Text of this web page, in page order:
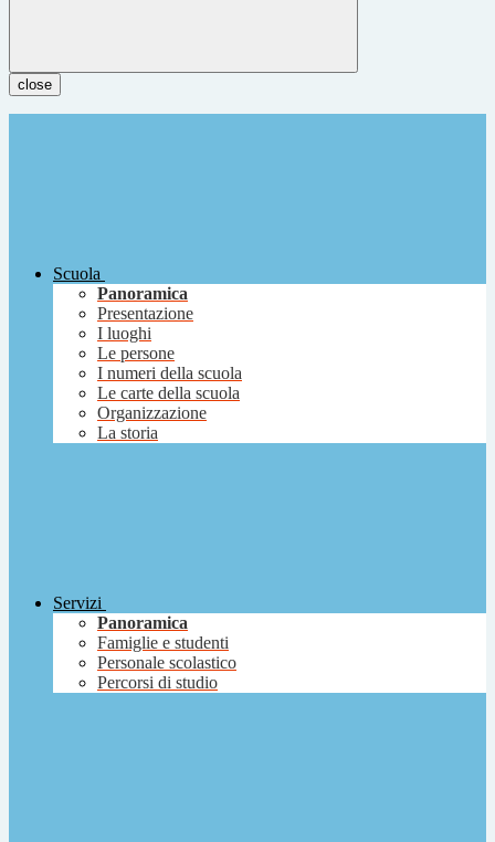
close
Scuola
Panoramica
Presentazione
I luoghi
Le persone
I numeri della scuola
Le carte della scuola
Organizzazione
La storia
Servizi
Panoramica
Famiglie e studenti
Personale scolastico
Percorsi di studio